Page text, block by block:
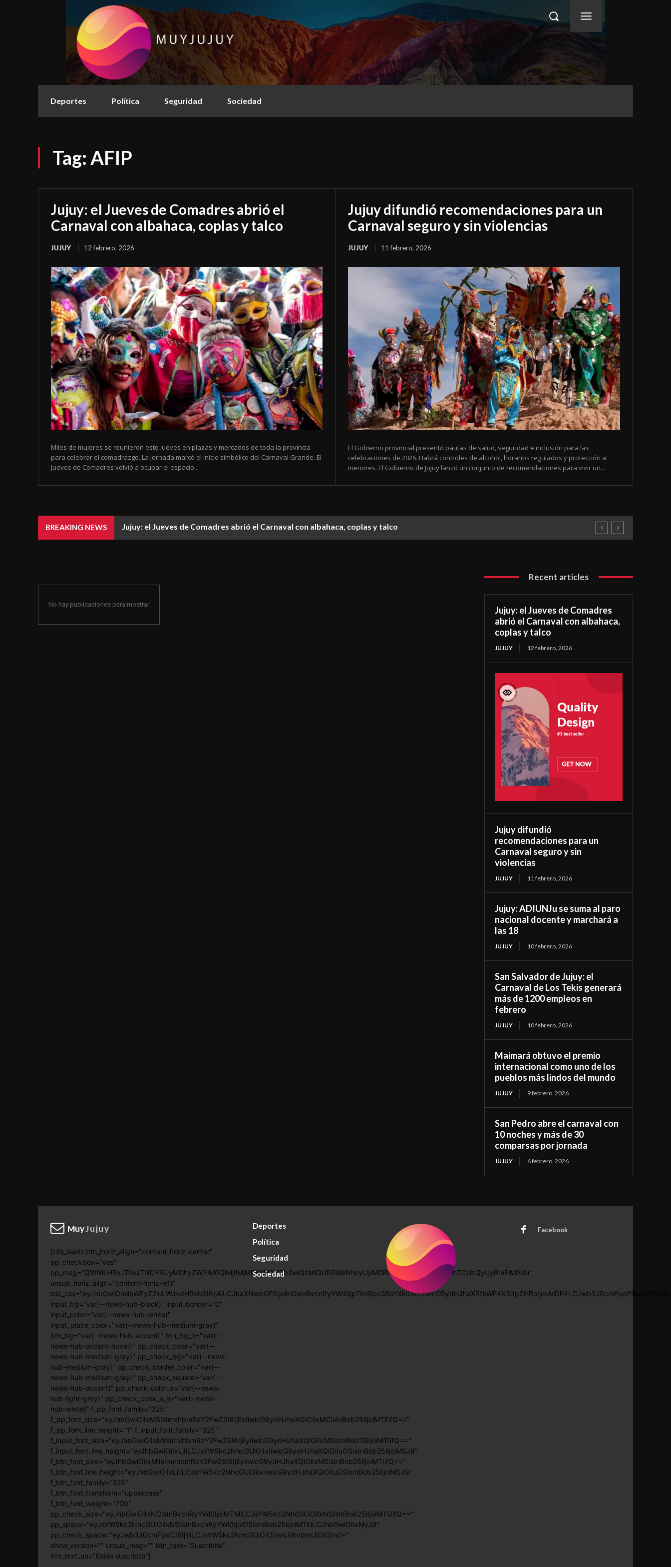
Deportes Política Seguridad Sociedad
Tag: AFIP
Jujuy: el Jueves de Comadres abrió el
Carnaval con albahaca, coplas y talco
JUJUY 12 febrero, 2026
Miles de mujeres se reunieron este jueves en plazas y mercados de toda la provincia
para celebrar el comadrazgo. La jornada marcó el inicio simbólico del Carnaval Grande. El
Jueves de Comadres volvió a ocupar el espacio...
Jujuy difundió recomendaciones para un
Carnaval seguro y sin violencias
JUJUY 11 febrero, 2026
El Gobierno provincial presentó pautas de salud, seguridad e inclusión para las
celebraciones de 2026. Habrá controles de alcohol, horarios regulados y protección a
menores. El Gobierno de Jujuy lanzó un conjunto de recomendaciones para vivir un...
BREAKING NEWS Jujuy: el Jueves de Comadres abrió el Carnaval con albahaca, coplas y talco
No hay publicaciones para mostrar
Recent articles
Jujuy: el Jueves de Comadres
abrió el Carnaval con albahaca,
coplas y talco
JUJUY 12 febrero, 2026
Jujuy difundió
recomendaciones para un
Carnaval seguro y sin
violencias
JUJUY 11 febrero, 2026
Jujuy: ADIUNJu se suma al paro
nacional docente y marchará a
las 18
JUJUY 10 febrero, 2026
San Salvador de Jujuy: el
Carnaval de Los Tekis generará
más de 1200 empleos en
febrero
JUJUY 10 febrero, 2026
Maimará obtuvo el premio
internacional como uno de los
pueblos más lindos del mundo
JUJUY 9 febrero, 2026
San Pedro abre el carnaval con
10 noches y más de 30
comparsas por jornada
JUJUY 6 febrero, 2026
MuyJujuy
[tds_leads btn_horiz_align="content-horiz-center"
pp_checkbox="yes"
pp_msg="QWNlcHRvJTIwJTNDYSUyMGhyZWYlM0QlMjIlMjMlMjIlM0VQb2wlQzMlQUR0aWNhcyUyMGRlJTIwcHJpdmFjaWRhZCUzQyUyRmElM0Uu"
unsub_horiz_align="content-horiz-left"
input_bg="var(--news-hub-black)" input_border="0"
input_color="var(--news-hub-white)"
input_place_color="var(--news-hub-medium-gray)"
btn_bg="var(--news-hub-accent)" btn_bg_h="var(--
news-hub-accent-hover)" pp_check_color="var(--
news-hub-medium-gray)" pp_check_bg="var(--news-
hub-medium-gray)" pp_check_border_color="var(--
news-hub-medium-gray)" pp_check_square="var(--
news-hub-accent)" pp_check_color_a="var(--news-
hub-light-grey)" pp_check_color_a_h="var(--news-
hub-white)" f_pp_font_family="325"
f_pp_font_size="eyJhbGwiOiIxMSIsImxhbmRzY2FwZSI6IjExIiwicG9ydHJhaXQiOiIxMCIsInBob25lIjoiMTEifQ=="
f_pp_font_line_height="1" f_input_font_family="325"
f_input_font_size="eyJhbGwiOiIxMiIsImxhbmRzY2FwZSI6IjEyIiwicG9ydHJhaXQiOiIxMSIsInBob25lIjoiMTIifQ=="
f_input_font_line_height="eyJhbGwiOiIxLjIiLCJsYW5kc2NhcGUiOiIxIiwicG9ydHJhaXQiOiIuOSIsInBob25lIjoiMSJ9"
f_btn_font_size="eyJhbGwiOiIxMiIsImxhbmRzY2FwZSI6IjEyIiwicG9ydHJhaXQiOiIxMSIsInBob25lIjoiMTIifQ=="
f_btn_font_line_height="eyJhbGwiOiIxLjIiLCJsYW5kc2NhcGUiOiIxIiwicG9ydHJhaXQiOiIuOSIsInBob25lIjoiMSJ9"
f_btn_font_family="325"
f_btn_font_transform="uppercase"
f_btn_font_weight="700"
pp_check_size="eyJhbGwiOiIxNCIsInBvcnRyYWl0IjoiMTMiLCJsYW5kc2NhcGUiOiIxNSIsInBob25lIjoiMTQifQ=="
pp_space="eyJsYW5kc2NhcGUiOiIxMSIsInBvcnRyYWl0IjoiOSIsInBob25lIjoiMTEiLCJhbGwiOiIxMyJ9"
pp_check_space="eyJwb3J0cmFpdCI6IjYiLCJsYW5kc2NhcGUiOiI3IiwicGhvbmUiOiI3In0="
show_version="" unsub_msg="" btn_text="Suscribite"
btn_text_un="Estás suscripto"]
Deportes
Política
Seguridad
Sociedad
Facebook